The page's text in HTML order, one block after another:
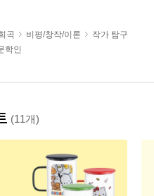
곡 비평/창작/이론
작가 탐구
학인
(11개)